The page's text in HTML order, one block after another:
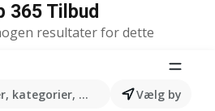
kategorier, produkter...Vælg by
365 Tilbud
resultater for dette
i butikker Coop 365
365Magasin